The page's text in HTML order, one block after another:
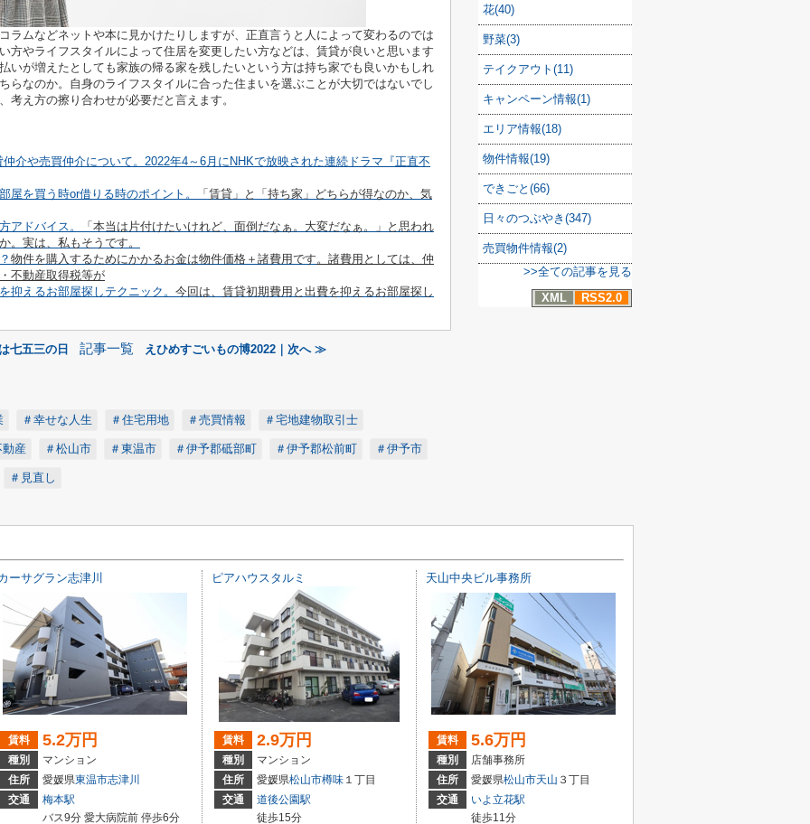
ラムなどネットや本に見かけたりしますが、正直言うと人によって変わるのでは
方やライフスタイルによって住居を変更したい方などは、賃貸が良いと思います
いが増えたとしても家族の帰る家を残したいという方は持ち家でも良いかもしれ
らなのか。自身のライフスタイルに合った住まいを選ぶことが大切ではないでし
考え方の擦り合わせが必要だと言えます。
介や売買仲介について。 2022年4～6月に NHKで放映された連続ドラマ『正直不
を買う時or借りる時のポイント。 「賃貸」と「持ち家」どちらが得なのか、気
アドバイス。
「本当は片付けたいけれど、面倒だなぁ。大変だなぁ。」と思われ
。実は、私もそうです。
物件を購入するためにかかるお金は物件価格＋諸費用です。諸費用としては、仲
不動産取得税等が
えるお部屋探しテクニック。 今回は、賃貸初期費用と出費を抑えるお部屋探し
七五三の日 記事一覧 えひめすごいもの博2022｜次へ ≫
＃幸せな人生 ＃住宅用地 ＃売買情報 ＃宅地建物取引士
動産 ＃松山市 ＃東温市 ＃伊予郡砥部町 ＃伊予郡松前町 ＃伊予市
＃見直し
花(40)
野菜(3)
テイクアウト(11)
キャンペーン情報(1)
エリア情報(18)
物件情報(19)
できごと(66)
日々のつぶやき(347)
売買物件情報(2)
>>全ての記事を見る
XML
RSS2.0
ーサグラン志津川
賃料 5.2万円
種別
マンション
住所
愛媛県東温市志津川
交通
梅本駅
バス9分 愛大病院前 停歩6分
ピアハウスタルミ
賃料 2.9万円
種別
マンション
住所
愛媛県松山市樽味 １丁目
交通
道後公園駅
徒歩15分
天山中央ビル事務所
賃料 5.6万円
種別
店舗事務所
住所
愛媛県松山市天山 ３丁目
交通
いよ立花駅
徒歩11分